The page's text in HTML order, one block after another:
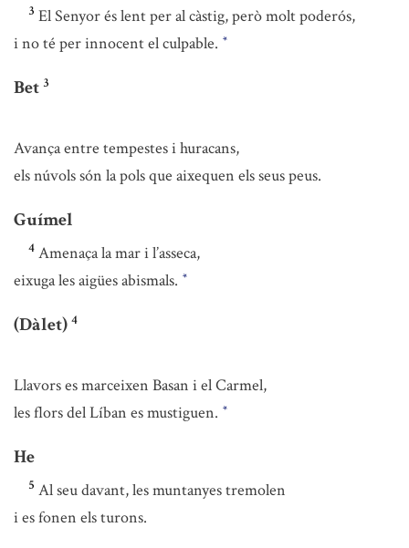
3 El Senyor és lent per al càstig, però molt poderós,
i no té per innocent el culpable. *
Bet 3
Avança entre tempestes i huracans,
els núvols són la pols que aixequen els seus peus.
Guímel
4 Amenaça la mar i l’asseca,
eixuga les aigües abismals. *
(Dàlet) 4
Llavors es marceixen Basan i el Carmel,
les flors del Líban es mustiguen. *
He
5 Al seu davant, les muntanyes tremolen
i es fonen els turons.